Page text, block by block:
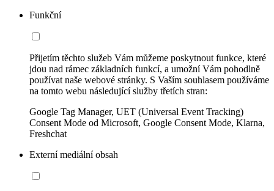
Funkční
Přijetím těchto služeb Vám můžeme poskytnout funkce, které
jdou nad rámec základních funkcí, a umožní Vám pohodlně
používat naše webové stránky. S Vaším souhlasem používáme
na tomto webu následující služby třetích stran:
Google Tag Manager, UET (Universal Event Tracking)
Consent Mode od Microsoft, Google Consent Mode, Klarna,
Freshchat
Externí mediální obsah